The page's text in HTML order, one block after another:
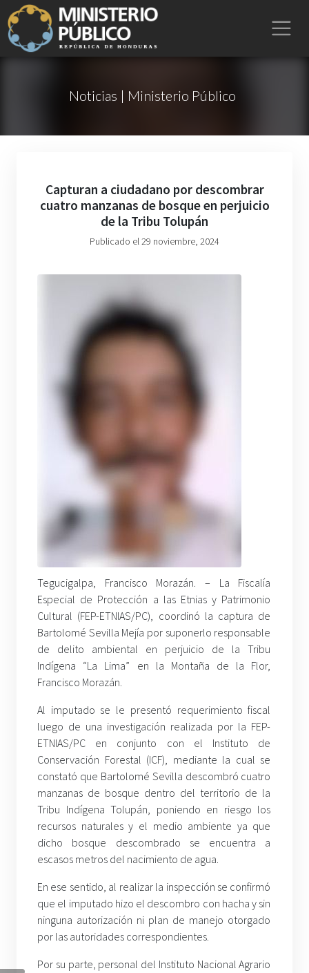
Noticias | Ministerio Público
Capturan a ciudadano por descombrar
cuatro manzanas de bosque en perjuicio
de la Tribu Tolupán
Publicado el 29 noviembre, 2024
Tegucigalpa, Francisco Morazán. – La Fiscalía
Especial de Protección a las Etnias y Patrimonio
Cultural (FEP-ETNIAS/PC), coordinó la captura de
Bartolomé Sevilla Mejía por suponerlo responsable
de delito ambiental en perjuicio de la Tribu
Indígena “La Lima” en la Montaña de la Flor,
Francisco Morazán.
Al imputado se le presentó requerimiento fiscal
luego de una investigación realizada por la FEP-
ETNIAS/PC en conjunto con el Instituto de
Conservación Forestal (ICF), mediante la cual se
constató que Bartolomé Sevilla descombró cuatro
manzanas de bosque dentro del territorio de la
Tribu Indígena Tolupán, poniendo en riesgo los
recursos naturales y el medio ambiente ya que
dicho bosque descombrado se encuentra a
escasos metros del nacimiento de agua.
En ese sentido, al realizar la inspección se confirmó
que el imputado hizo el descombro con hacha y sin
ninguna autorización ni plan de manejo otorgado
por las autoridades correspondientes.
Por su parte, personal del Instituto Nacional Agrario